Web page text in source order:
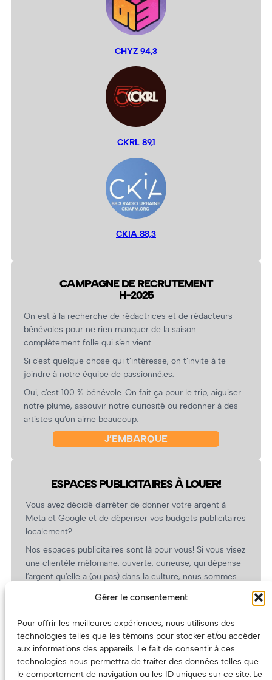
Gérer le consentement
Pour offrir les meilleures expériences, nous utilisons des
technologies telles que les témoins pour stocker et/ou accéder
aux informations des appareils. Le fait de consentir à ces
technologies nous permettra de traiter des données telles que
le comportement de navigation ou les ID uniques sur ce site. Le
CHYZ 94,3
CKRL 89,1
CKIA 88,3
CAMPAGNE DE RECRUTEMENT
H-2025
On est à la recherche de rédactrices et de rédacteurs
bénévoles pour ne rien manquer de la saison
complètement folle qui s’en vient.
Si c’est quelque chose qui t’intéresse, on t’invite à te
joindre à notre équipe de passionné.es.
Oui, c’est 100 % bénévole. On fait ça pour le trip, aiguiser
notre plume, assouvir notre curiosité ou redonner à des
artistes qu’on aime beaucoup.
J’EMBARQUE
ESPACES PUBLICITAIRES À LOUER!
Vous avez décidé d’arrêter de donner votre argent à
Meta et Google et de dépenser vos budgets publicitaires
localement?
Nos espaces publicitaires sont là pour vous! Si vous visez
une clientèle mélomane, ouverte, curieuse, qui dépense
l’argent qu’elle a (ou pas) dans la culture, nous sommes
revient.
(Oui, on va avoir des tarifs spéciaux pour vous, les
artistes!)